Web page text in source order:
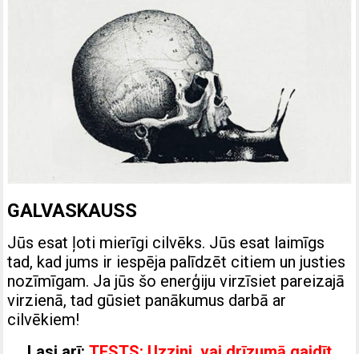
GALVASKAUSS
Jūs esat ļoti mierīgi cilvēks. Jūs esat laimīgs
tad, kad jums ir iespēja palīdzēt citiem un justies
nozīmīgam. Ja jūs šo enerģiju virzīsiet pareizajā
virzienā, tad gūsiet panākumus darbā ar
cilvēkiem!